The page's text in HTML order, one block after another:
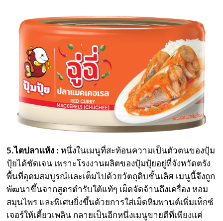
5.ไตปลาแห้ง : หนึ่งในเมนูที่สะท้อนความเป็นตัวตนของปุ้ม
ปุ้ยได้ชัดเจน เพราะโรงงานผลิตของปุ้มปุ้ยอยู่ที่จังหวัดตรัง
พื้นที่อุดมสมบูรณ์และเต็มไปด้วยวัตถุดิบชั้นเลิศ เมนูนี้จึงถูก
พัฒนาขึ้นจากสูตรตำรับใต้แท้ๆ เผ็ดจัดจ้านถึงเครื่อง หอม
สมุนไพร และพิเศษยิ่งขึ้นด้วยการใส่เม็ดหิมพานต์เพิ่มเท็กซ์
เจอร์ให้เคี้ยวเพลิน กลายเป็นอีกหนึ่งเมนูขายดีที่เพียงแค่